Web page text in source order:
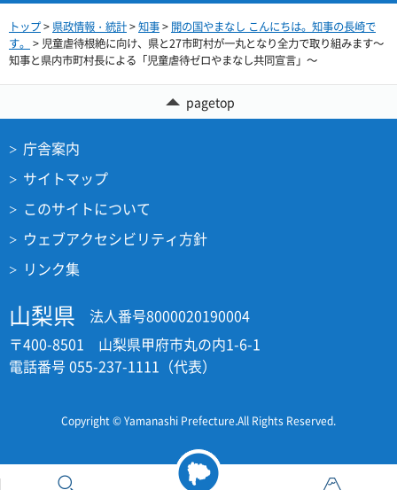
トップ> 県政情報・統計>知事> 開の国やまなし こんにちは。知事の長崎で
す。 > 児童虐待根絶に向け、県と27市町村が一丸となり全力で取り組みます～
知事と県内市町村長による「児童虐待ゼロやまなし共同宣言」～
pagetop
庁舎案内
サイトマップ
このサイトについて
ウェブアクセシビリティ方針
リンク集
山梨県
法人番号8000020190004
〒400-8501 山梨県甲府市丸の内1-6-1
電話番号 055-237-1111（代表）
Copyright © Yamanashi Prefecture.All Rights Reserved.